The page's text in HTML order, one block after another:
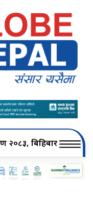
२०८३, बिहिबार